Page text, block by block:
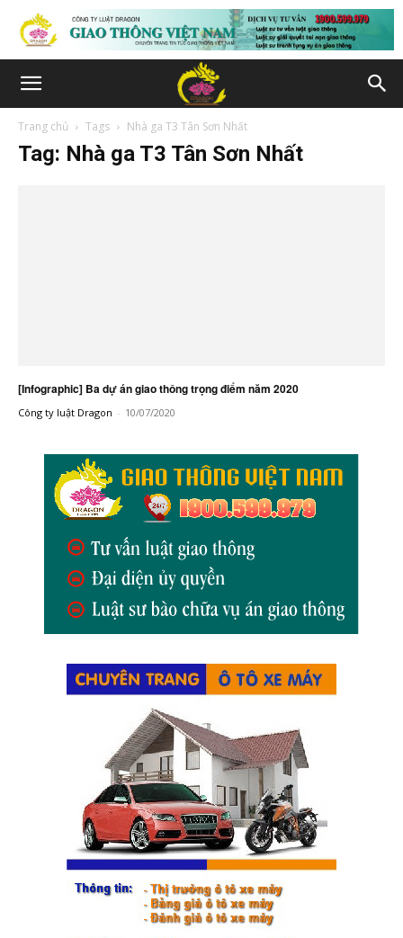
Trang chủ Tags Nhà ga T3 Tân Sơn Nhất
Tag: Nhà ga T3 Tân Sơn Nhất
[Infographic] Ba dự án giao thông trọng điểm năm 2020
Công ty luật Dragon - 10/07/2020